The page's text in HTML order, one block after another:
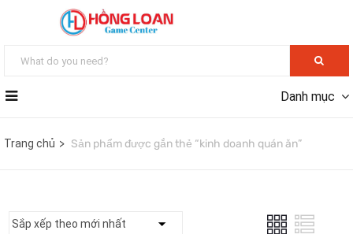
Danh mục
Trang chủ Sản phẩm được gắn thẻ “kinh doanh quán ăn”